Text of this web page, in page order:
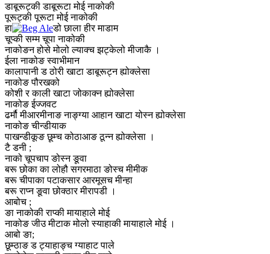
डाबूरूट्की डाबूरूटा मोई नाकोकी
पूरूट्की पूरूटा मोई नाकोकी
हा
डो छाला हीर माडाम
चूप्की सम्म चूपा नाकोकी
नाकोङन होसे मोलो ल्याक्च झट्केलो मीजाकै ।
ईला नाकोङ स्वाभीमान
कालापानी ड ठोरी खाटा डाबूरूट्न ह्योक्लेसा
नाकोङ पौरखको
कोशी र काली खाटा जोकाक्न ह्योक्लेसा
नाकोङ ईज्जवट
ढर्मौ मीआरमीनाङ नाङ्ग्या आहान खाटा योस्न ह्योक्लेसा
नाकोङ चीन्डीयाक
पाखन्डीकूङ छूम्च कोठाआङ ठून्न ह्योक्लेसा ।
टै डनी ;
नाको चूपचाप ङोस्न ङूवा
बरू छोका का लोहौ सगरमाठा ङोस्च मीमीक
बरू चीपाका पटाकसार आरमूसच मीन्हा
बरू राप्न ङूवा छोक्ठार मीरापडी ।
आबोच ;
ङा नाकोकी राप्की मायाहाले मोई
नाकोङ जीउ मीटाक मोलो स्याहाकी मायाहाले मोई ।
आबो ङा;
छूम्ठाङ ड ट्याहाङ्च ग्याहाट पाले